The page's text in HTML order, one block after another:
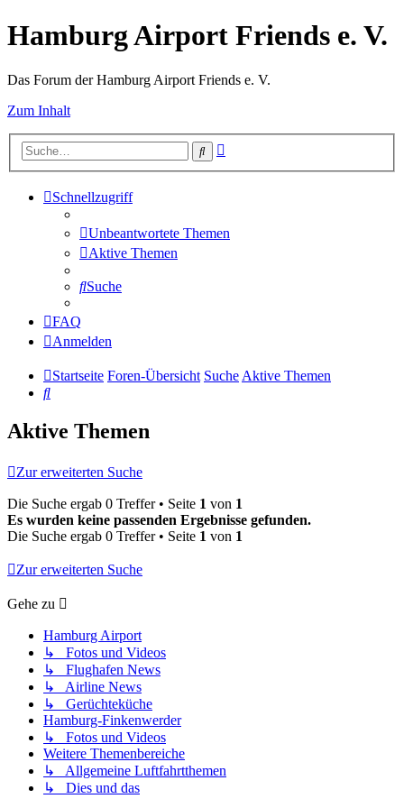
Hamburg Airport Friends e. V.
Das Forum der Hamburg Airport Friends e. V.
Zum Inhalt
Suche
Schnellzugriff
Unbeantwortete Themen
Aktive Themen
Suche
FAQ
Anmelden
Startseite Foren-Übersicht SucheAktive Themen
Suche
Aktive Themen
Zur erweiterten Suche
Die Suche ergab 0 Treffer • Seite 1 von 1
Es wurden keine passenden Ergebnisse gefunden.
Die Suche ergab 0 Treffer • Seite 1 von 1
Zur erweiterten Suche
Gehe zu
Hamburg Airport
↳ Fotos und Videos
↳ Flughafen News
↳ Airline News
↳ Gerüchteküche
Hamburg-Finkenwerder
↳ Fotos und Videos
Weitere Themenbereiche
↳ Allgemeine Luftfahrtthemen
↳ Dies und das